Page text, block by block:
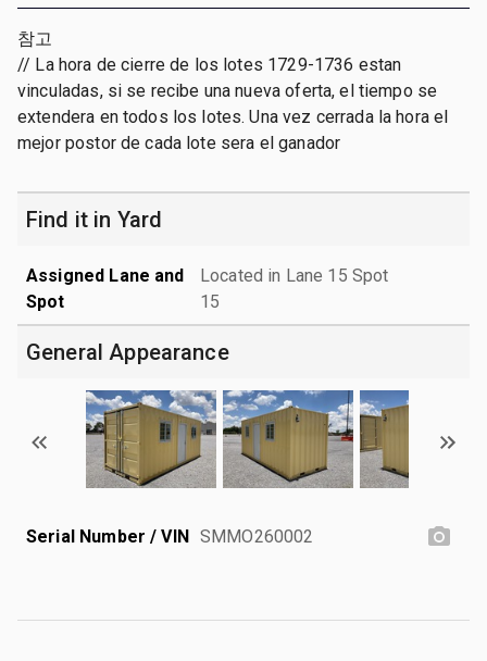
참고
// La hora de cierre de los lotes 1729-1736 estan
vinculadas, si se recibe una nueva oferta, el tiempo se
extendera en todos los lotes. Una vez cerrada la hora el
mejor postor de cada lote sera el ganador
Find it in Yard
Assigned Lane and
Spot
Located in Lane 15 Spot
15
General Appearance
Serial Number / VIN SMMO260002